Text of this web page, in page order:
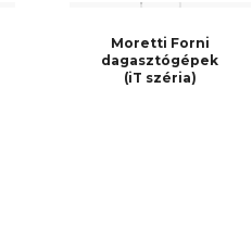
Moretti Forni
dagasztógépek
(iT széria)